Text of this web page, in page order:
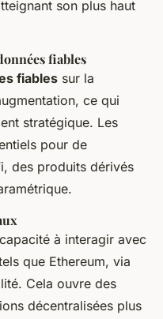
son plus haut
fiables
fiables sur la
ce qui
stratégique. Les
pour de
des produits dérivés
à interagir avec
que Ethereum, via
Cela ouvre des
décentralisées plus